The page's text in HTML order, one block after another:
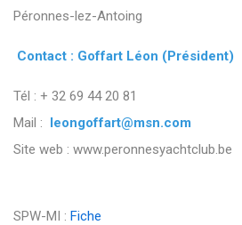
Péronnes-lez-Antoing
Contact : Goffart Léon (Président)
Tél : + 32 69 44 20 81
Mail : leongoffart@msn.com
Site web : www.peronnesyachtclub.be
SPW-MI : Fiche